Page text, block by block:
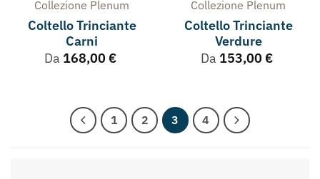
Collezione Plenum
Coltello Trinciante
Carni
Da 168,00 €
Collezione Plenum
Coltello Trinciante
Verdure
Da 153,00 €
1 2 3 4